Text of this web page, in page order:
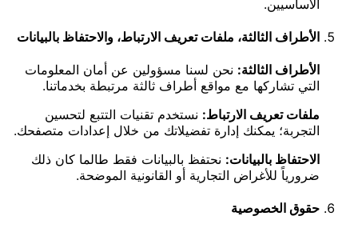
الأساسيين.
الأطراف الثالثة، ملفات تعريف الارتباط، والاحتفاظ بالبيانات
الأطراف الثالثة: نحن لسنا مسؤولين عن أمان المعلومات
التي تشاركها مع مواقع أطراف ثالثة مرتبطة بخدماتنا.
ملفات تعريف الارتباط: نستخدم تقنيات التتبع لتحسين
التجربة؛ يمكنك إدارة تفضيلاتك من خلال إعدادات متصفحك.
الاحتفاظ بالبيانات: نحتفظ بالبيانات فقط طالما كان ذلك
ضرورياً للأغراض التجارية أو القانونية الموضحة.
حقوق الخصوصية